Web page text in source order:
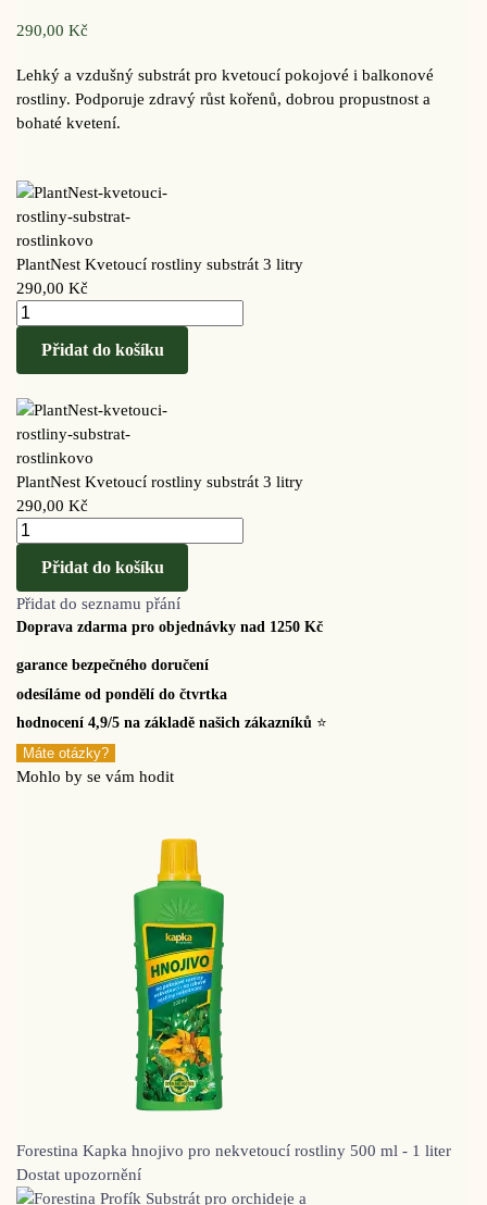
290,00 Kč
Lehký a vzdušný substrát pro kvetoucí pokojové i balkonové
rostliny. Podporuje zdravý růst kořenů, dobrou propustnost a
bohaté kvetení.
PlantNest Kvetoucí rostliny substrát 3 litry
290,00 Kč
Přidat do košíku
PlantNest Kvetoucí rostliny substrát 3 litry
290,00 Kč
Přidat do košíku
Přidat do seznamu přání
Doprava zdarma pro objednávky nad 1250 Kč
garance bezpečného doručení
odesíláme od pondělí do čtvrtka
hodnocení 4,9/5 na základě našich zákazníků ⭐
Máte otázky?
Mohlo by se vám hodit
Forestina Kapka hnojivo pro nekvetoucí rostliny 500 ml - 1 liter
Dostat upozornění